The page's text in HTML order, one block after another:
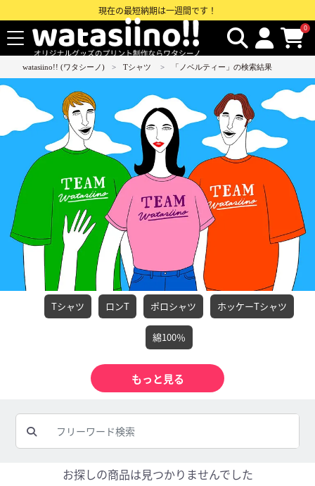
現在の最短納期は一週間です！
0
watasiino!! (ワタシーノ) Tシャツ 「ノベルティー」の検索結果
Tシャツ ロンT ポロシャツ ホッケーTシャツ
綿100％
お探しの商品は見つかりませんでした